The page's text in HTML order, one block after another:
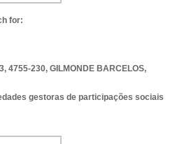
for:
4755-230, GILMONDE BARCELOS,
gestoras de participações sociais